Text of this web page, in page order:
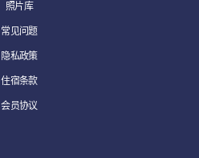
照片库
常见问题
隐私政策
住宿条款
会员协议